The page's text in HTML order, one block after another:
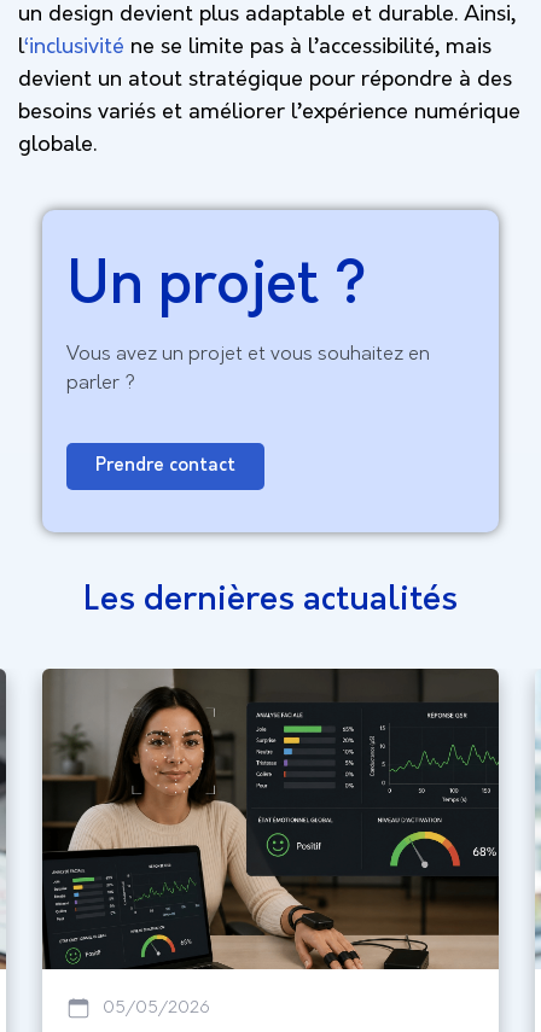
un design devient plus adaptable et durable. Ainsi,
l‘inclusivité ne se limite pas à l’accessibilité, mais
devient un atout stratégique pour répondre à des
besoins variés et améliorer l’expérience numérique
globale.
Un projet ?
Vous avez un projet et vous souhaitez en
parler ?
Prendre contact
Les dernières actualités
05/05/2026